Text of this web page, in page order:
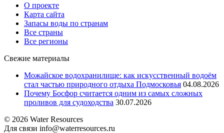
О проекте
Карта сайта
Запасы воды по странам
Все страны
Все регионы
Свежие материалы
Можайское водохранилище: как искусственный водоём
стал частью природного отдыха Подмосковья 04.08.2026
Почему Босфор считается одним из самых сложных
проливов для судоходства 30.07.2026
© 2026 Water Resources
Для связи info@waterresources.ru